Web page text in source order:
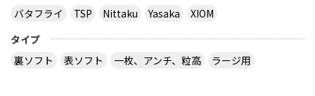
バタフライ
TSP Nittaku Yasaka
XIOM
タイプ
裏ソフト
表ソフト 一枚、アンチ、粒高 ラージ用